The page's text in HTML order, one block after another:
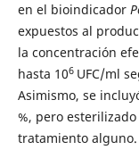
en el bioindicador
expuestos al
la concentración
hasta 106 UFC/ml
Asimismo, se
%, pero
tratamiento